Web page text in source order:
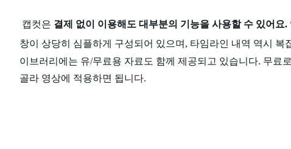
캡컷은 결제 없이 이용해도 대부분의 기능을 사용할 수 있어요.
창이 상당히 심플하게 구성되어 있으며, 타임라인 내역 역시 복
이브러리에는 유/무료용 자료도 함께 제공되고 있습니다. 무료
골라 영상에 적용하면 됩니다.